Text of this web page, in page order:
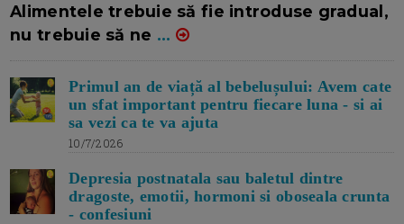
Alimentele trebuie să fie introduse gradual,
nu trebuie să ne ...
Primul an de viață al bebelușului: Avem cate
un sfat important pentru fiecare luna - si ai
sa vezi ca te va ajuta
10/7/2026
Depresia postnatala sau baletul dintre
dragoste, emotii, hormoni si oboseala crunta
- confesiuni